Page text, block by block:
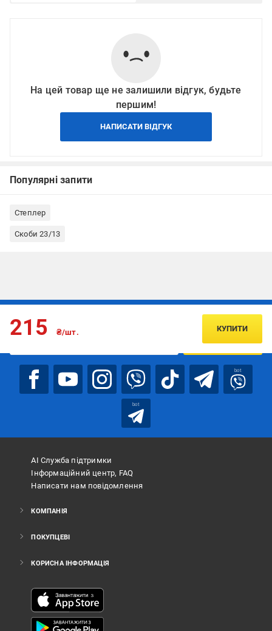
На цей товар ще не залишили відгук, будьте
першим!
НАПИСАТИ ВІДГУК
Популярні запити
Степлер
Скоби 23/13
215 ₴/шт. КУПИТИ
Підписуйтесь, щоб дізнаватись першим про акції та пропозиції
ПІДПИСАТИСЯ
bot
bot
АІ Служба підтримки
Інформаційний центр, FAQ
Написати нам повідомлення
КОМПАНІЯ
ПОКУПЦЕВІ
КОРИСНА ІНФОРМАЦІЯ